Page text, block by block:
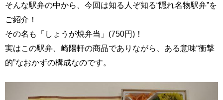
そんな駅弁の中から、今回は知る人ぞ知る“隠れ名物駅弁”を
ご紹介！
その名も「しょうが焼弁当」(750円)！
実はこの駅弁、崎陽軒の商品でありながら、ある意味“衝撃
的”なおかずの構成なのです。